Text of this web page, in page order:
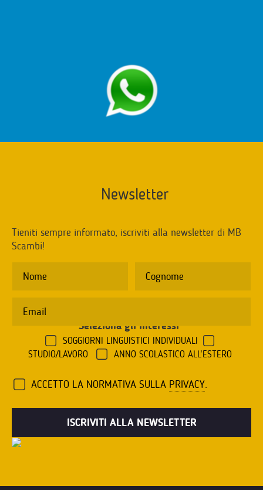
Newsletter
Tieniti sempre informato, iscriviti alla newsletter di MB
Scambi!
Seleziona gli interessi
SOGGIORNI LINGUISTICI INDIVIDUALI
STUDIO/LAVORO
ANNO SCOLASTICO ALL'ESTERO
ACCETTO LA NORMATIVA SULLA PRIVACY.